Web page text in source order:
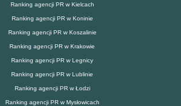
Ranking agencji PR w Kielcach
Ranking agencji PR w Koninie
Ranking agencji PR w Koszalinie
Ranking agencji PR w Krakowie
Ranking agencji PR w Legnicy
Ranking agencji PR w Lublinie
Ranking agencji PR w Łodzi
Ranking agencji PR w Mysłowicach